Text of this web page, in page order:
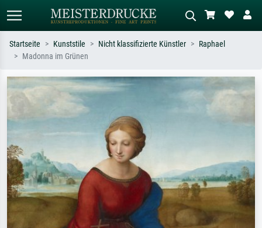
Suchen Sie nach Künstlern, Werktiteln
oder Stilen – z.B. Monet,
Sternennacht, Impressionismus, Welle
Hokusai, Akt.
Wiese, Abstrakt mit viel Rot, Dunkles
Startseite Kunststile Nicht klassifizierte Künstler
Raphael
Madonna im Grünen